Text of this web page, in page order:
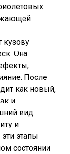
кузову
Она
После
как новый,
и
вид
и
этапы
состоянии